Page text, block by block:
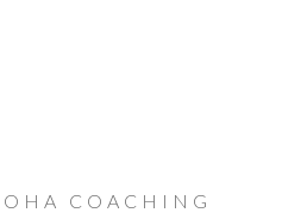
COACHING